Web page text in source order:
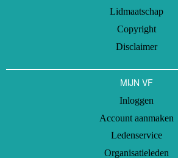
Lidmaatschap
Copyright
Disclaimer
MIJN VF
Inloggen
Account aanmaken
Ledenservice
Organisatieleden